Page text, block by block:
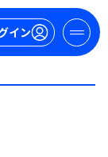
イン